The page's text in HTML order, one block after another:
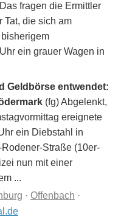
fragen die Ermittler
Tat, die sich am
ein grauer Wagen in
Geldbörse entwendet:
(fg) Abgelenkt,
ereignete
ein Diebstahl in
Straße (10er-
nun mit einer
...
· Offenbach ·